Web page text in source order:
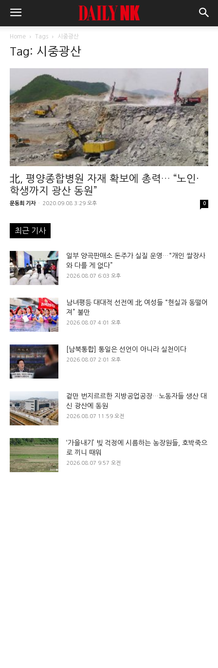
Home Tags 시중광산
Tag: 시중광산
北, 평양종합병원 자재 확보에 총력… “노인·
학생까지 광산 동원”
문동희 기자 - 2020.09.08 3:29 오후 0
최근 기사
일부 양곡판매소 돈주가 실질 운영…“개인 쌀장사
와 다를 게 없다”
2026.08.07 6:03 오후
남녀평등 대대적 선전에 北 여성들 “현실과 동떨어
져” 불만
2026.08.07 4:01 오후
[남북통합] 통일은 선언이 아니라 실천이다
2026.08.07 2:01 오후
겉만 번지르르한 지방공업공장…노동자들 생산 대
신 광산에 동원
2026.08.07 11:59 오전
‘가을내기’ 빚 걱정에 시름하는 농장원들, 호박죽으
로 끼니 때워
2026.08.07 9:57 오전